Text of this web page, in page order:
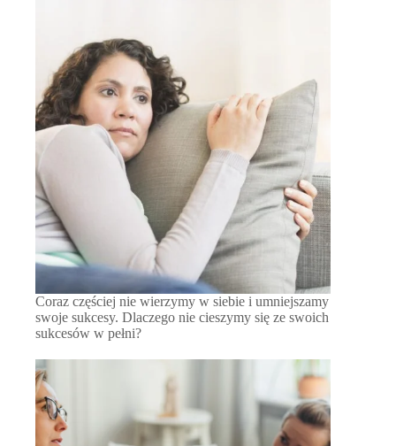
Coraz częściej nie wierzymy w siebie i umniejszamy
swoje sukcesy. Dlaczego nie cieszymy się ze swoich
sukcesów w pełni?